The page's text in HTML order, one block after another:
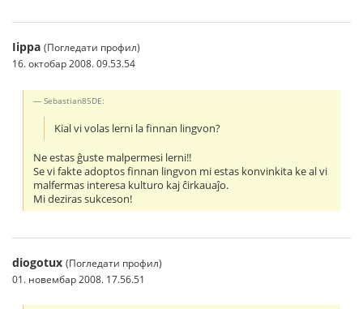
Iippa (Погледати профил)
16. октобар 2008. 09.53.54
Sebastian85DE:
Kial vi volas lerni la finnan lingvon?
Ne estas ĝuste malpermesi lerni!!
Se vi fakte adoptos finnan lingvon mi estas konvinkita ke al vi
malfermas interesa kulturo kaj ĉirkauaĵo.
Mi deziras sukceson!
diogotux (Погледати профил)
01. новембар 2008. 17.56.51